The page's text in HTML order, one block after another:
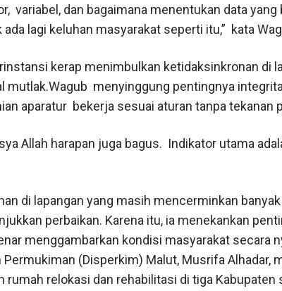
variabel, dan bagaimana menentukan data yang
lagi keluhan masyarakat seperti itu,” kata
kerap menimbulkan ketidaksinkronan di
mutlak.Wagub menyinggung pentingnya
aparatur bekerja sesuai aturan tanpa tekanan
Allah harapan juga bagus. Indikator utama
di lapangan yang masih mencerminkan
perbaikan. Karena itu, ia menekankan
menggambarkan kondisi masyarakat secara
(Disperkim) Malut, Musrifa Alhadar,
rumah relokasi dan rehabilitasi di tiga Kabupaten